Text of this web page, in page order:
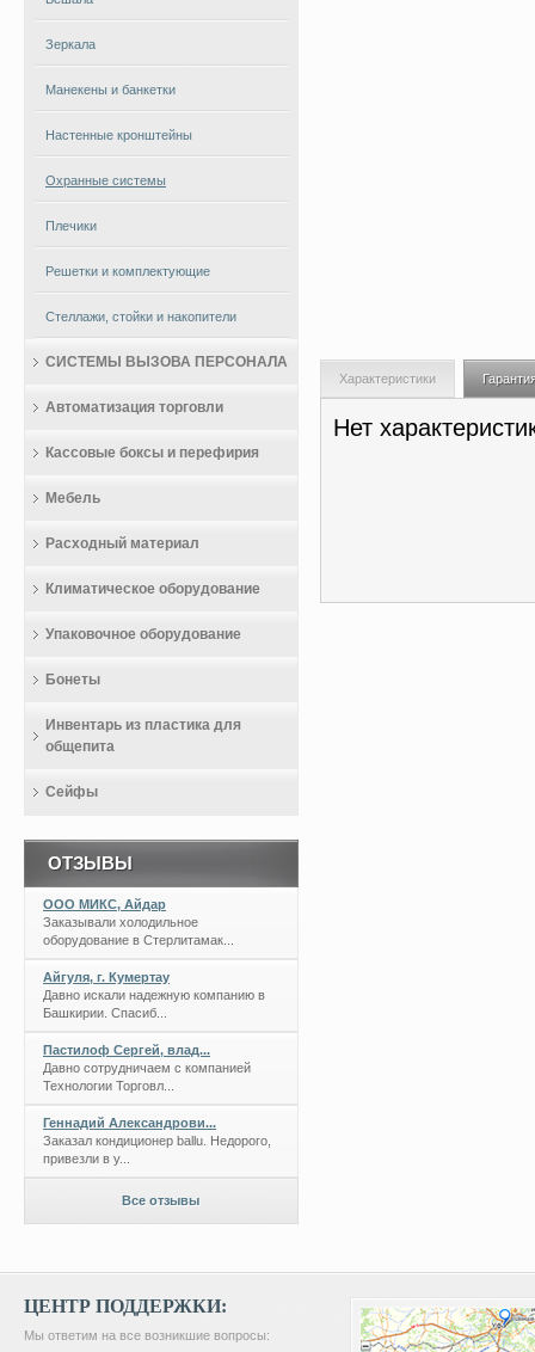
Характеристики
Нет
Зеркала
Манекены и банкетки
Настенные кронштейны
Охранные системы
Плечики
Решетки и комплектующие
Стеллажи, стойки и накопители
СИСТЕМЫ ВЫЗОВА ПЕРСОНАЛА
Автоматизация торговли
Кассовые боксы и перефирия
Мебель
Расходный материал
Климатическое оборудование
Упаковочное оборудование
Бонеты
Инвентарь из пластика для
общепита
Сейфы
ОТЗЫВЫ
ООО МИКС, Айдар
Заказывали холодильное
оборудование в Стерлитамак...
Айгуля, г. Кумертау
Давно искали надежную компанию в
Башкирии. Спасиб...
Пастилоф Сергей, влад...
Давно сотрудничаем с компанией
Технологии Торговл...
Геннадий Александрови...
Заказал кондиционер ballu. Недорого,
привезли в у...
Все отзывы
ЦЕНТР ПОДДЕРЖКИ:
Мы ответим на все возникшие вопросы: